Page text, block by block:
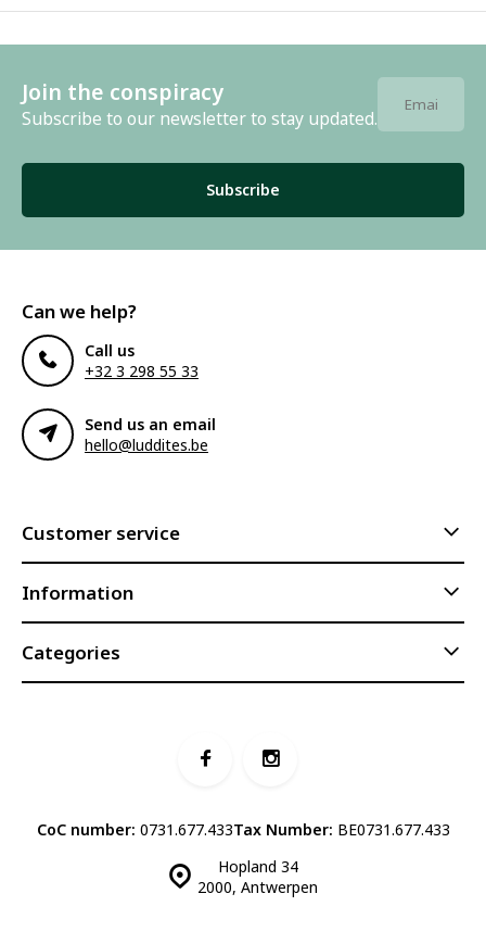
Join the conspiracy
Subscribe to our newsletter to stay updated.
Subscribe
Can we help?
Call us
+32 3 298 55 33
Send us an email
hello@luddites.be
Customer service
Information
Categories
Hopland 34
2000, Antwerpen
CoC number: 0731.677.433Tax Number: BE0731.677.433